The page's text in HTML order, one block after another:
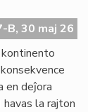
B, 30 maj 26
en deĵora
la rajton